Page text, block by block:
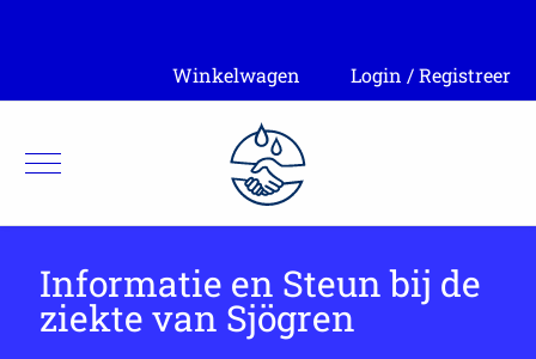
Winkelwagen Login / Registreer
Informatie en Steun bij de
ziekte van Sjögren